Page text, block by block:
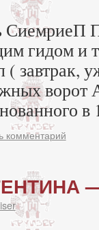
СиемриеП
гидом и
( завтрак,
в
комментарий